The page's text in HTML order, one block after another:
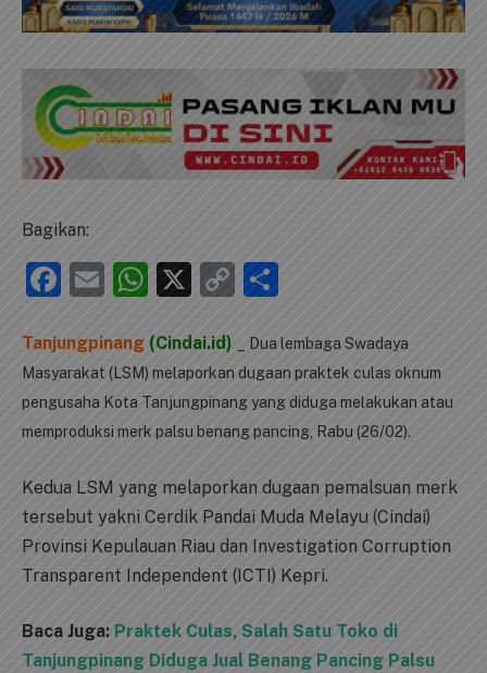
Bagikan:
Facebook
EmailWhatsApp
X
Copy
Tanjungpinang (Cindai.id)
_ Dua lembaga Swadaya
Masyarakat (LSM) melaporkan dugaan praktek culas oknum
pengusaha Kota Tanjungpinang yang diduga melakukan atau
memproduksi merk palsu benang pancing, Rabu (26/02).
Kedua LSM yang melaporkan dugaan pemalsuan merk
tersebut yakni Cerdik Pandai Muda Melayu (Cindai)
Provinsi Kepulauan Riau dan Investigation Corruption
Transparent Independent (ICTI) Kepri.
Baca Juga: Praktek Culas, Salah Satu Toko di
Tanjungpinang Diduga Jual Benang Pancing Palsu